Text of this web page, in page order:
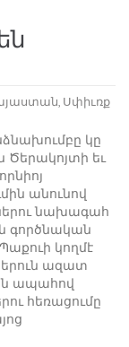
, Սփիւռք
կը
Ծերակոյտի եւ
անունով
նախագահ
գործնական
կողմէ
ազատ
ապահով
հեռացումը